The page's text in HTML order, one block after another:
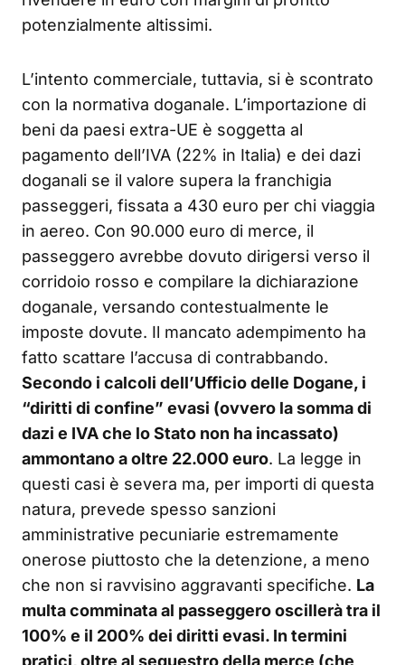
potenzialmente altissimi.
L’intento commerciale, tuttavia, si è scontrato
con la normativa doganale. L’importazione di
beni da paesi extra-UE è soggetta al
pagamento dell’IVA (22% in Italia) e dei dazi
doganali se il valore supera la franchigia
passeggeri, fissata a 430 euro per chi viaggia
in aereo. Con 90.000 euro di merce, il
passeggero avrebbe dovuto dirigersi verso il
corridoio rosso e compilare la dichiarazione
doganale, versando contestualmente le
imposte dovute. Il mancato adempimento ha
fatto scattare l’accusa di contrabbando.
Secondo i calcoli dell’Ufficio delle Dogane, i
“diritti di confine” evasi (ovvero la somma di
dazi e IVA che lo Stato non ha incassato)
ammontano a oltre 22.000 euro. La legge in
questi casi è severa ma, per importi di questa
natura, prevede spesso sanzioni
amministrative pecuniarie estremamente
onerose piuttosto che la detenzione, a meno
che non si ravvisino aggravanti specifiche. La
multa comminata al passeggero oscillerà tra il
100% e il 200% dei diritti evasi. In termini
pratici, oltre al sequestro della merce (che